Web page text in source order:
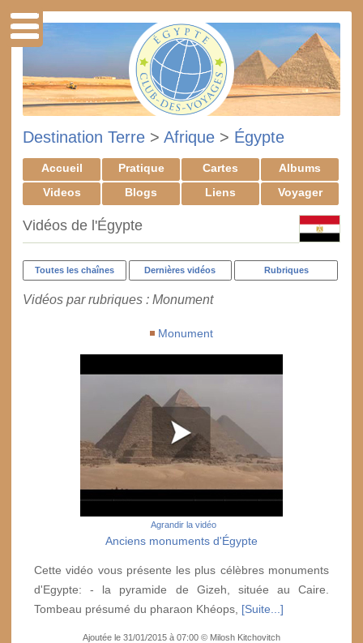
Destination Terre > Afrique > Égypte
Accueil Pratique Cartes
Albums
Videos
Blogs Liens Voyager
Vidéos de l'Égypte
Toutes les chaînes Dernières vidéos Rubriques
Vidéos par rubriques : Monument
Monument
Agrandir la vidéo
Anciens monuments d'Égypte
Cette vidéo vous présente les plus célèbres monuments
d'Egypte: - la pyramide de Gizeh, située au Caire.
Tombeau présumé du pharaon Khéops, [Suite...]
Ajoutée le 31/01/2015 à 07:00 © Milosh Kitchovitch